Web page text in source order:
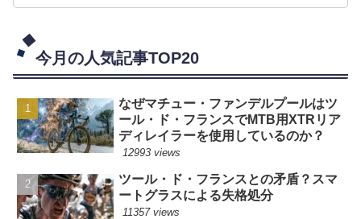
今月の人気記事TOP20
なぜマチュー・ファンデルプールはツ
ール・ド・フランスでMTB用XTRリア
ディレイラーを使用しているのか？
12993 views
ツール・ド・フランスとの矛盾？スマ
ートグラスによる失格処分
11357 views